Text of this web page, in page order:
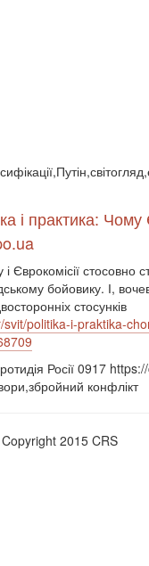
і практика: Чому
стосовно
бойовику. І,
стосунків
svit/politika-i-praktika-
Росії 0917
конфлікт
2015 CRS